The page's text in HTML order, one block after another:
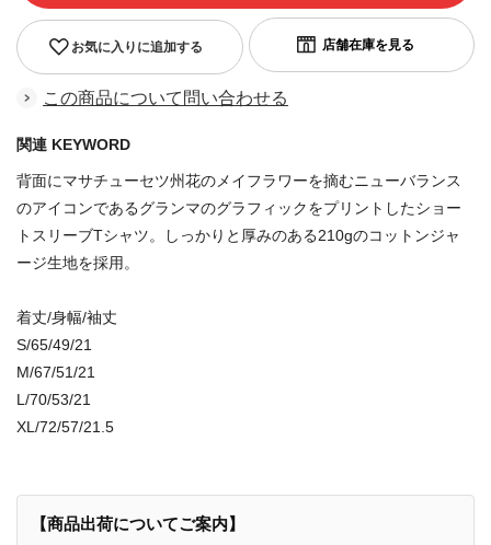
お気に入りに追加する
この商品について問い合わせる
関連 KEYWORD
背面にマサチューセツ州花のメイフラワーを摘むニューバランス
のアイコンであるグランマのグラフィックをプリントしたショー
トスリーブTシャツ。しっかりと厚みのある210gのコットンジャ
ージ生地を採用。
着丈/身幅/袖丈
S/65/49/21
M/67/51/21
L/70/53/21
XL/72/57/21.5
【商品出荷についてご案内】